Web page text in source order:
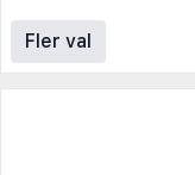
Fler val